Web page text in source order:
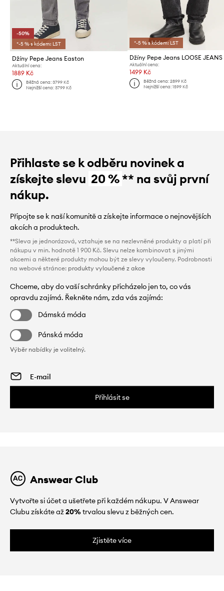
-50%
*-5 % s kódem: LST
Džíny Pepe Jeans Easton
Aktuální cena:
1889 Kč
Běžná cena:3799 Kč
Nejnižší cena:3799 Kč
*-5 % s kódem: LST
Džíny Pepe Jeans LOOSE JEANS
Aktuální cena:
1499 Kč
Běžná cena: 2899 Kč
Nejnižší cena: 1599 Kč
Přihlaste se k odběru novinek a
získejte slevu 20 %** na svůj první
nákup.
Připojte se k naší komunitě a získejte informace o nejnovějších
akcích a produktech.
**Sleva je jednorázová, vztahuje se na nezlevněné produkty a platí při
nákupu v min. hodnotě 1 900 Kč. Slevu nelze kombinovat s jinými
akcemi a některé produkty mohou být ze slevy vyloučeny. Podrobnosti
na webové stránce: produkty vyloučené z akce
Chceme, aby do vaší schránky přicházelo jen to, co vás
opravdu zajímá. Řekněte nám, zda vás zajímá:
Dámská móda
Pánská móda
Výběr nabídky je volitelný.
Přihlásit se
Answear Club
Vytvořte si účet a ušetřete při každém nákupu. V Answear
Clubu získáte až20%trvalou slevu z běžných cen.
Zjistěte více